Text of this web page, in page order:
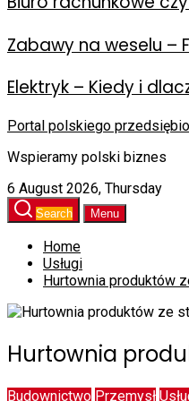
Zabawy na weselu –
Elektryk – Kiedy i
Portal polskiego
Wspieramy polski biznes
6 August 2026, Thursday
Search Menu
Home
Usługi
Hurtownia produktów
Hurtownia
Budownictwo Przemysł